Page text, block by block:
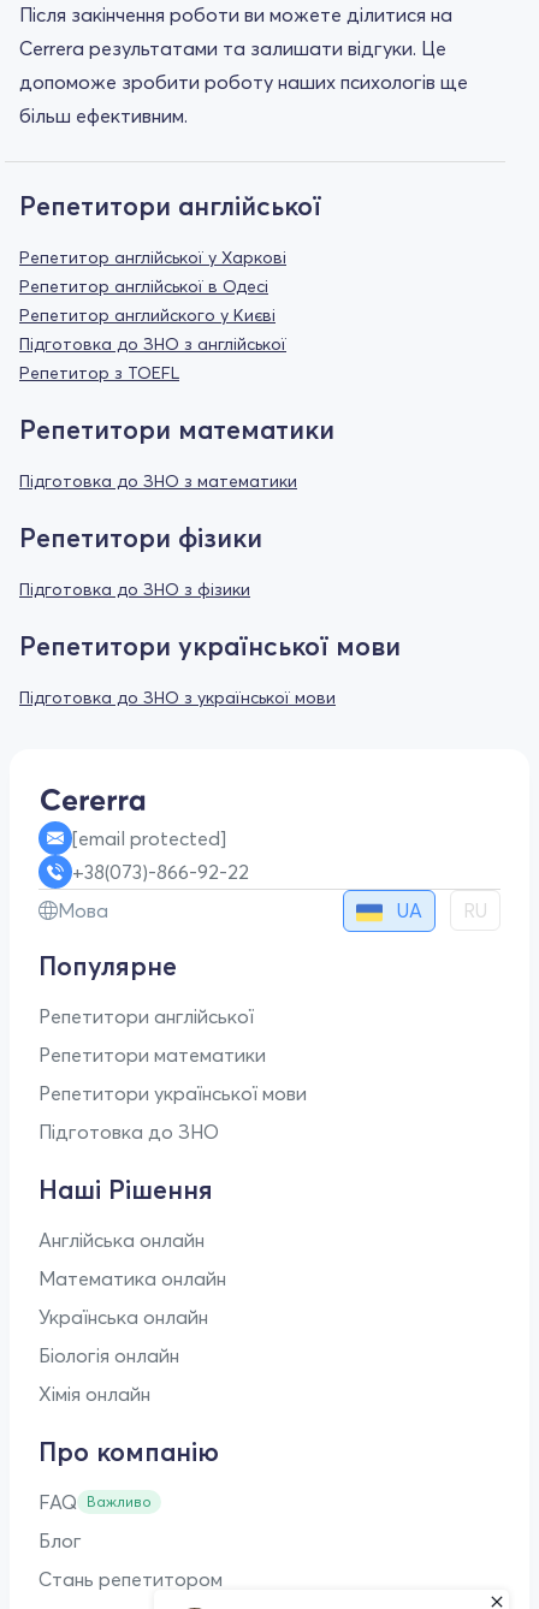
Після закінчення роботи ви можете ділитися на
Cerrera результатами та залишати відгуки. Це
допоможе зробити роботу наших психологів ще
більш ефективним.
Репетитори англійської
Репетитор англійської у Харкові
Репетитор англійської в Одесі
Репетитор английского у Києві
Підготовка до ЗНО з англійської
Репетитор з TOEFL
Репетитори математики
Підготовка до ЗНО з математики
Репетитори фізики
Підготовка до ЗНО з фізики
Репетитори української мови
Підготовка до ЗНО з української мови
[email protected]
+38(073)-866-92-22
Мова
UA RU
Популярне
Репетитори англійської
Репетитори математики
Репетитори української мови
Підготовка до ЗНО
Наші Рішення
Англійська онлайн
Математика онлайн
Українська онлайн
Біологія онлайн
Хімія онлайн
Про компанію
FAQ Важливо
Блог
Стань репетитором